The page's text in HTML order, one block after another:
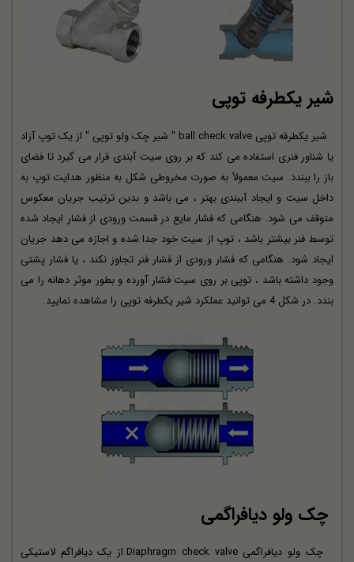
شیر یکطرفه توپی
شیر یکطرفه توپی ball check valve " شیر چک ولو توپی " از یک توپ آزاد
یا شناور فنری استفاده می کند که بر روی سیت آبندی قرار می گیرد تا فضای
باز را ببندد. سیت معمولاً به صورت مخروطی شکل به منظور هدایت توپ به
داخل سیت و ایجاد آببندی بهتر ، می باشد و بدین ترتیب جریان معکوس
متوقف می شود. هنگامی که فشار مایع در قسمت ورودی از فشار ایجاد شده
توسط فنر بیشتر باشد ، توپ از سیت خود جدا شده و اجازه می دهد جریان
ایجاد شود. هنگامی که فشار ورودی از فشار فنر تجاوز نکند ، یا فشار پشتی
وجود داشته باشد ، توپی بر روی سیت فشار آورده و بطور موثر دهانه را می
بندد. در شکل 4 می توانید عملکرد شیر یکطرفه توپی را مشاهده نمایید.
چک ولو دیافراگمی
چک ولو دیافراگمی Diaphragm check valve از یک دیافراگم لاستیکی